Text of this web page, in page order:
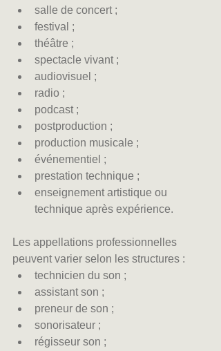
salle de concert ;
festival ;
théâtre ;
spectacle vivant ;
audiovisuel ;
radio ;
podcast ;
postproduction ;
production musicale ;
événementiel ;
prestation technique ;
enseignement artistique ou
technique après expérience.
Les appellations professionnelles
peuvent varier selon les structures :
technicien du son ;
assistant son ;
preneur de son ;
sonorisateur ;
régisseur son ;